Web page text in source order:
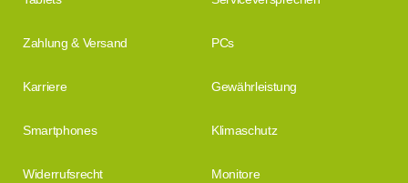
Zahlung & Versand PCs
Karriere Gewährleistung
Smartphones Klimaschutz
Widerrufsrecht Monitore